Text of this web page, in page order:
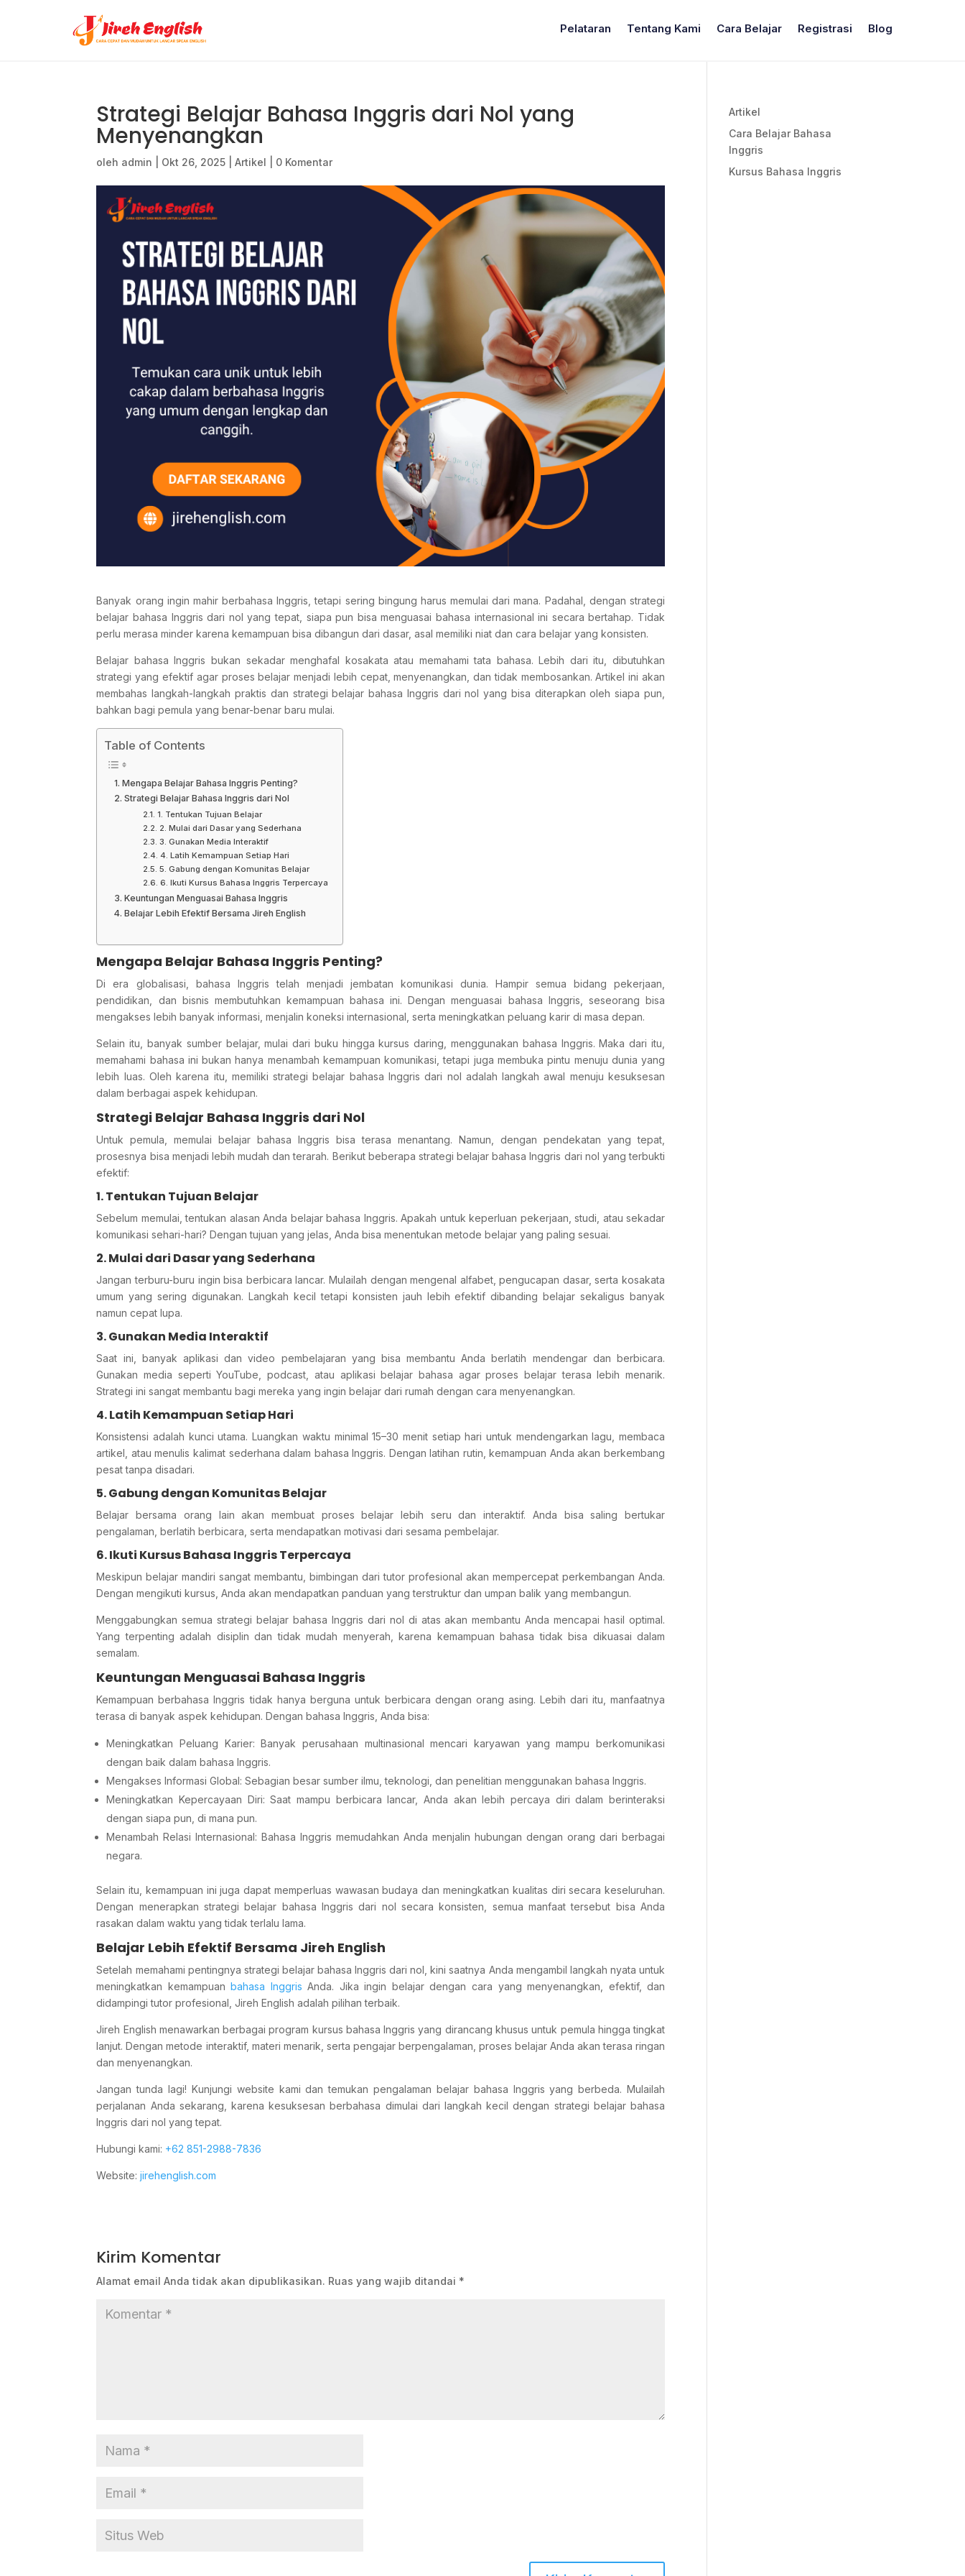
Pelataran Tentang Kami Cara Belajar Registrasi Blog
Strategi Belajar Bahasa Inggris dari Nol yang
Menyenangkan
oleh admin Okt 26, 2025 |Artikel 0 Komentar
Banyak orang ingin mahir berbahasa Inggris, tetapi sering bingung harus memulai dari mana. Padahal, dengan strategi
belajar bahasa Inggris dari nol yang tepat, siapa pun bisa menguasai bahasa internasional ini secara bertahap. Tidak
perlu merasa minder karena kemampuan bisa dibangun dari dasar, asal memiliki niat dan cara belajar yang konsisten.
Belajar bahasa Inggris bukan sekadar menghafal kosakata atau memahami tata bahasa. Lebih dari itu, dibutuhkan
strategi yang efektif agar proses belajar menjadi lebih cepat, menyenangkan, dan tidak membosankan. Artikel ini akan
membahas langkah-langkah praktis dan strategi belajar bahasa Inggris dari nol yang bisa diterapkan oleh siapa pun,
bahkan bagi pemula yang benar-benar baru mulai.
Table of Contents
Mengapa Belajar Bahasa Inggris Penting?
Strategi Belajar Bahasa Inggris dari Nol
1. Tentukan Tujuan Belajar
2. Mulai dari Dasar yang Sederhana
3. Gunakan Media Interaktif
4. Latih Kemampuan Setiap Hari
5. Gabung dengan Komunitas Belajar
6. Ikuti Kursus Bahasa Inggris Terpercaya
Keuntungan Menguasai Bahasa Inggris
Belajar Lebih Efektif Bersama Jireh English
Mengapa Belajar Bahasa Inggris Penting?
Di era globalisasi, bahasa Inggris telah menjadi jembatan komunikasi dunia. Hampir semua bidang pekerjaan,
pendidikan, dan bisnis membutuhkan kemampuan bahasa ini. Dengan menguasai bahasa Inggris, seseorang bisa
mengakses lebih banyak informasi, menjalin koneksi internasional, serta meningkatkan peluang karir di masa depan.
Selain itu, banyak sumber belajar, mulai dari buku hingga kursus daring, menggunakan bahasa Inggris. Maka dari itu,
memahami bahasa ini bukan hanya menambah kemampuan komunikasi, tetapi juga membuka pintu menuju dunia yang
lebih luas. Oleh karena itu, memiliki strategi belajar bahasa Inggris dari nol adalah langkah awal menuju kesuksesan
dalam berbagai aspek kehidupan.
Strategi Belajar Bahasa Inggris dari Nol
Untuk pemula, memulai belajar bahasa Inggris bisa terasa menantang. Namun, dengan pendekatan yang tepat,
prosesnya bisa menjadi lebih mudah dan terarah. Berikut beberapa strategi belajar bahasa Inggris dari nol yang terbukti
efektif:
1. Tentukan Tujuan Belajar
Sebelum memulai, tentukan alasan Anda belajar bahasa Inggris. Apakah untuk keperluan pekerjaan, studi, atau sekadar
komunikasi sehari-hari? Dengan tujuan yang jelas, Anda bisa menentukan metode belajar yang paling sesuai.
2. Mulai dari Dasar yang Sederhana
Jangan terburu-buru ingin bisa berbicara lancar. Mulailah dengan mengenal alfabet, pengucapan dasar, serta kosakata
umum yang sering digunakan. Langkah kecil tetapi konsisten jauh lebih efektif dibanding belajar sekaligus banyak
namun cepat lupa.
3. Gunakan Media Interaktif
Saat ini, banyak aplikasi dan video pembelajaran yang bisa membantu Anda berlatih mendengar dan berbicara.
Gunakan media seperti YouTube, podcast, atau aplikasi belajar bahasa agar proses belajar terasa lebih menarik.
Strategi ini sangat membantu bagi mereka yang ingin belajar dari rumah dengan cara menyenangkan.
4. Latih Kemampuan Setiap Hari
Konsistensi adalah kunci utama. Luangkan waktu minimal 15–30 menit setiap hari untuk mendengarkan lagu, membaca
artikel, atau menulis kalimat sederhana dalam bahasa Inggris. Dengan latihan rutin, kemampuan Anda akan berkembang
pesat tanpa disadari.
5. Gabung dengan Komunitas Belajar
Belajar bersama orang lain akan membuat proses belajar lebih seru dan interaktif. Anda bisa saling bertukar
pengalaman, berlatih berbicara, serta mendapatkan motivasi dari sesama pembelajar.
6. Ikuti Kursus Bahasa Inggris Terpercaya
Meskipun belajar mandiri sangat membantu, bimbingan dari tutor profesional akan mempercepat perkembangan Anda.
Dengan mengikuti kursus, Anda akan mendapatkan panduan yang terstruktur dan umpan balik yang membangun.
Menggabungkan semua strategi belajar bahasa Inggris dari nol di atas akan membantu Anda mencapai hasil optimal.
Yang terpenting adalah disiplin dan tidak mudah menyerah, karena kemampuan bahasa tidak bisa dikuasai dalam
semalam.
Keuntungan Menguasai Bahasa Inggris
Kemampuan berbahasa Inggris tidak hanya berguna untuk berbicara dengan orang asing. Lebih dari itu, manfaatnya
terasa di banyak aspek kehidupan. Dengan bahasa Inggris, Anda bisa:
Meningkatkan Peluang Karier: Banyak perusahaan multinasional mencari karyawan yang mampu berkomunikasi
dengan baik dalam bahasa Inggris.
Mengakses Informasi Global: Sebagian besar sumber ilmu, teknologi, dan penelitian menggunakan bahasa Inggris.
Meningkatkan Kepercayaan Diri: Saat mampu berbicara lancar, Anda akan lebih percaya diri dalam berinteraksi
dengan siapa pun, di mana pun.
Menambah Relasi Internasional: Bahasa Inggris memudahkan Anda menjalin hubungan dengan orang dari berbagai
negara.
Selain itu, kemampuan ini juga dapat memperluas wawasan budaya dan meningkatkan kualitas diri secara keseluruhan.
Dengan menerapkan strategi belajar bahasa Inggris dari nol secara konsisten, semua manfaat tersebut bisa Anda
rasakan dalam waktu yang tidak terlalu lama.
Belajar Lebih Efektif Bersama Jireh English
Setelah memahami pentingnya strategi belajar bahasa Inggris dari nol, kini saatnya Anda mengambil langkah nyata untuk
meningkatkan kemampuanbahasa Inggris Anda. Jika ingin belajar dengan cara yang menyenangkan, efektif, dan
didampingi tutor profesional, Jireh English adalah pilihan terbaik.
Jireh English menawarkan berbagai program kursus bahasa Inggris yang dirancang khusus untuk pemula hingga tingkat
lanjut. Dengan metode interaktif, materi menarik, serta pengajar berpengalaman, proses belajar Anda akan terasa ringan
dan menyenangkan.
Jangan tunda lagi! Kunjungi website kami dan temukan pengalaman belajar bahasa Inggris yang berbeda. Mulailah
perjalanan Anda sekarang, karena kesuksesan berbahasa dimulai dari langkah kecil dengan strategi belajar bahasa
Inggris dari nol yang tepat.
Hubungi kami: +62 851-2988-7836
Website:jirehenglish.com
Kirim Komentar
Alamat email Anda tidak akan dipublikasikan. Ruas yang wajib ditandai *
Artikel
Cara Belajar Bahasa
Inggris
Kursus Bahasa Inggris